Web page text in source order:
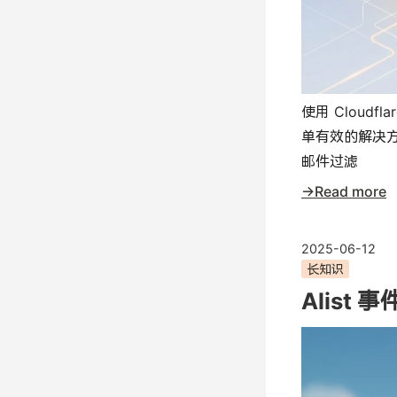
使用
单有效的解决
邮件过滤
→Read more
2025-06-12
长知识
Alist 事